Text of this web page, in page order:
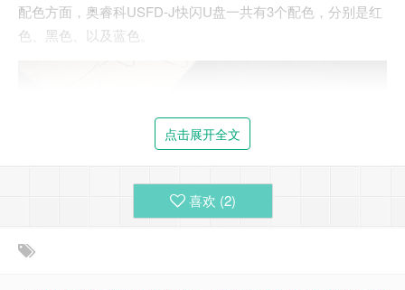
配色方面，奥睿科USFD-J快闪U盘一共有3个配色，分别是红
色、黑色、以及蓝色。
点击展开全文
喜欢 (2)